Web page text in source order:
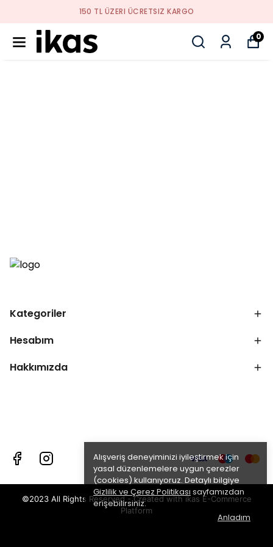
150 TL ÜZERI ÜCRETSIZ KARGO
0
Alışveriş deneyiminizi iyileştirmek için
yasal düzenlemelere uygun çerezler
(cookies) kullanıyoruz. Detaylı bilgiye
Gizlilik ve Çerez Politikası sayfamızdan
erişebilirsiniz.
Anladım
Kategoriler
Hesabım
Hakkımızda
©2023 All Rights Reserved - Created with ikas E-Commerce
Platform